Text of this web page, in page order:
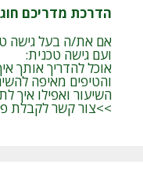
הדרכת מדריכם
אם את/ה בעל גישה
ועם גישה טכנית:
אוכל להדריך אותך
והטיפים מאיפה
השיעור ואפילו איך
>>צור קשר לקבלת